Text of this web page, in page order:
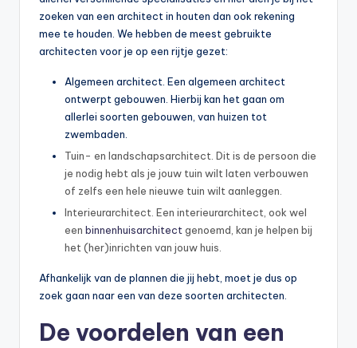
zoeken van een architect in houten dan ook rekening
mee te houden. We hebben de meest gebruikte
architecten voor je op een rijtje gezet:
Algemeen architect. Een algemeen architect
ontwerpt gebouwen. Hierbij kan het gaan om
allerlei soorten gebouwen, van huizen tot
zwembaden.
Tuin- en landschapsarchitect. Dit is de persoon die
je nodig hebt als je jouw tuin wilt laten verbouwen
of zelfs een hele nieuwe tuin wilt aanleggen.
Interieurarchitect. Een interieurarchitect, ook wel
een binnenhuisarchitect genoemd, kan je helpen bij
het (her)inrichten van jouw huis.
Afhankelijk van de plannen die jij hebt, moet je dus op
zoek gaan naar een van deze soorten architecten.
De voordelen van een